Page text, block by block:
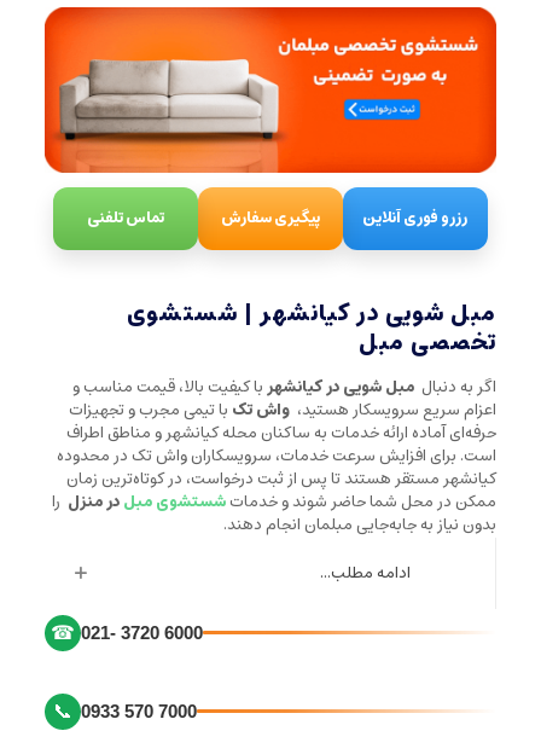
رزرو فوری آنلاین پیگیری سفارش تماس تلفنی
مبل شویی در کیانشهر | شستشوی
تخصصی مبل
اگر به دنبال مبل شویی در کیانشهربا کیفیت بالا، قیمت مناسب و
اعزام سریع سرویسکار هستید، واش تک با تیمی مجرب و تجهیزات
حرفه‌ای آماده ارائه خدمات به ساکنان محله کیانشهر و مناطق اطراف
است. برای افزایش سرعت خدمات، سرویسکاران واش تک در محدوده
کیانشهر مستقر هستند تا پس از ثبت درخواست، در کوتاه‌ترین زمان
ممکن در محل شما حاضر شوند و خدماتشستشوی مبلدر منزل را
بدون نیاز به جابه‌جایی مبلمان انجام دهند.
ادامه مطلب...
☎ 021- 3720 6000
📞 0933 570 7000